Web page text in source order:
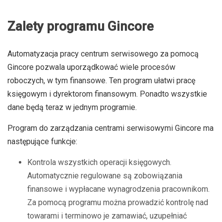
Zalety programu Gincore
Automatyzacja pracy centrum serwisowego za pomocą
Gincore pozwala uporządkować wiele procesów
roboczych, w tym finansowe. Ten program ułatwi pracę
księgowym i dyrektorom finansowym. Ponadto wszystkie
dane będą teraz w jednym programie.
Program do zarządzania centrami serwisowymi Gincore ma
następujące funkcje:
Kontrola wszystkich operacji księgowych.
Automatycznie regulowane są zobowiązania
finansowe i wypłacane wynagrodzenia pracownikom.
Za pomocą programu można prowadzić kontrolę nad
towarami i terminowo je zamawiać, uzupełniać